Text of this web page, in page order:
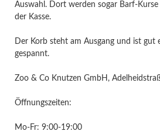
Auswahl. Dort werden sogar Barf-
der Kasse.
Der Korb steht am Ausgang und ist gut
gespannt.
Zoo & Co Knutzen GmbH,
Öffnungszeiten:
Mo-Fr: 9:00-19:00